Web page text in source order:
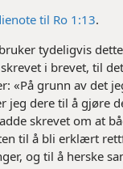
til Ro 1:13.
tydeligvis
i brevet, til
«På grunn av det
jeg dere til å gjøre
skrevet om at
til å bli erklært
og til å herske